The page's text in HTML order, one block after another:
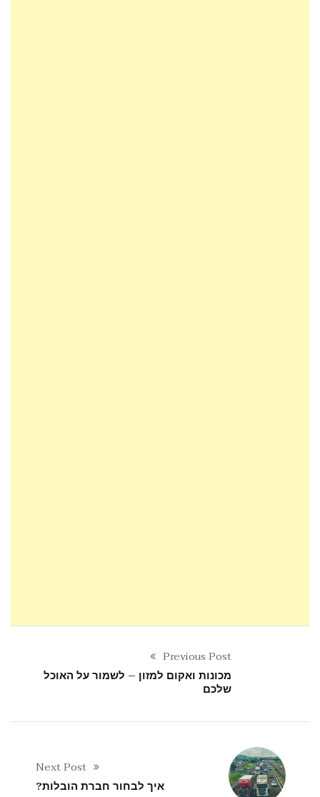
Previous Post
מכונות ואקום למזון – לשמור על האוכל
שלכם
Next Post
איך לבחור חברת הובלות?